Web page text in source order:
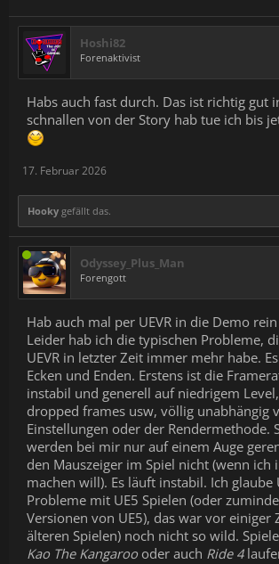
Hoshi82
Forenaktivist
Habs auch fast durch. Das ist richtig gut
schnallen von der Story hab tue ich bis
17. Februar 2026
Hooky gefällt das.
Odyssey_Plus_Man
Forengott
Hab auch mal per UEVR in die Demo
Leider hab ich die typischen Probleme,
UEVR in letzter Zeit immer mehr habe.
Ecken und Enden. Erstens ist die
instabil und generell auf niedrigem
dropped frames usw, völlig unabhängig
Einstellungen oder der Rendermethode.
werden bei mir nur auf einem Auge
den Mauszeiger im Spiel nicht (wenn ich
machen will). Es läuft instabil. Ich glaube
Probleme mit UE5 Spielen (oder
Versionen von UE5), das war vor einiger
älteren Spielen) noch nicht so wild.
Kao The Kangaroo oder auch Ride 4